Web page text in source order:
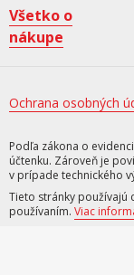
Všetko o
nákupe
Ochrana osobných
Podľa zákona o
účtenku. Zároveň je
v prípade technického
Tieto stránky používajú
používaním. Viac